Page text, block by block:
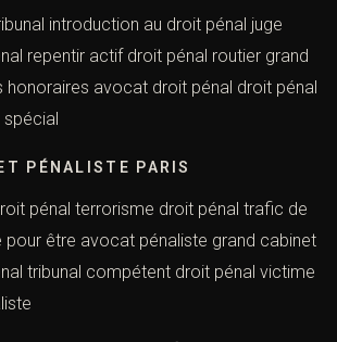
pénal qualification des faits juriste
pénaliste
CODE (ENLÈVEMENT ET
introduction au droit pénal juge
honoraires avocat droit pénal
pénal spécial
PÉNALISTE PARIS